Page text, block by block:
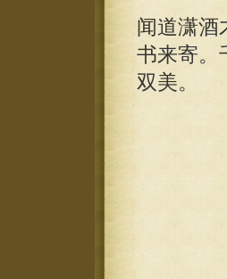
闻道潇酒
书来寄。
双美。